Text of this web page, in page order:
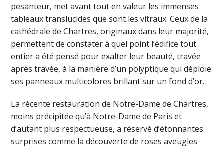
pesanteur, met avant tout en valeur les immenses
tableaux translucides que sont les vitraux. Ceux de la
cathédrale de Chartres, originaux dans leur majorité,
permettent de constater à quel point l’édifice tout
entier a été pensé pour exalter leur beauté, travée
après travée, à la manière d’un polyptique qui déploie
ses panneaux multicolores brillant sur un fond d’or.
La récente restauration de Notre-Dame de Chartres,
moins précipitée qu’à Notre-Dame de Paris et
d’autant plus respectueuse, a réservé d’étonnantes
surprises comme la découverte de roses aveugles